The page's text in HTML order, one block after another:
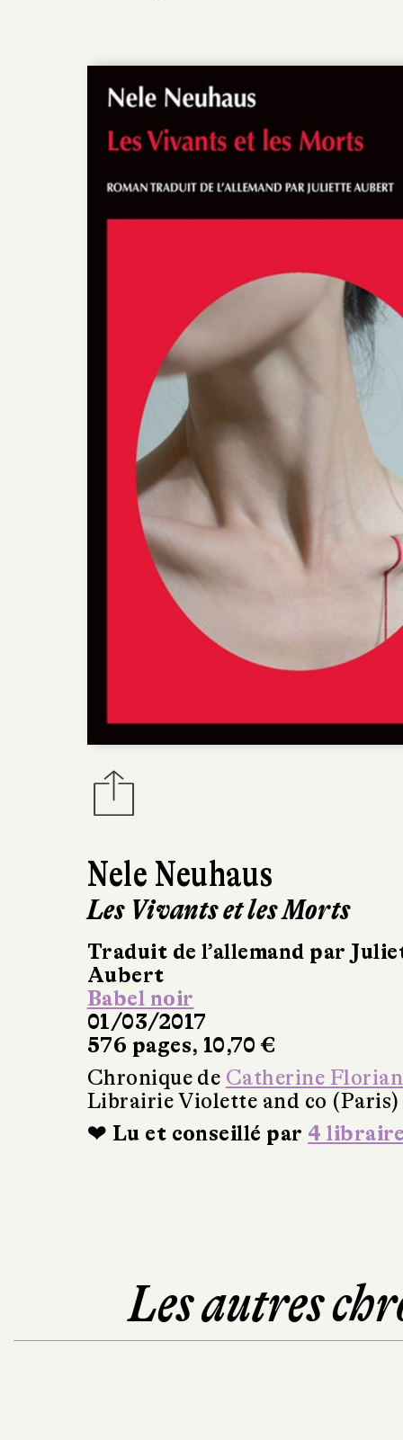
Nele Neuhaus
Les Vivants et les Morts
Traduit de l’allemand par
Aubert
Babel noir
01/03/2017
576 pages, 10,70 €
Chronique de Catherine Florian
Librairie Violette and co (Paris)
❤ Lu et conseillé par 4
Les autres